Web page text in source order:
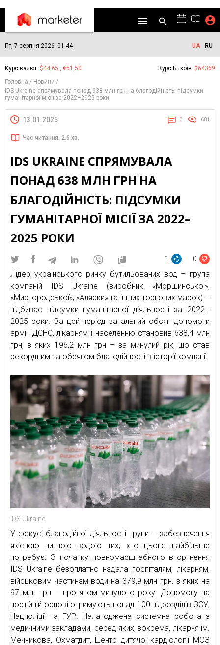
Пт, 7 серпня 2026, 01:44 UA RU
Курс валют: $44,65 , €51,50 Курс Біткоїн: $64369
Головна
Новини
IDS Ukraine спрямувала понад 638 млн грн на благодійність: підсумки
гуманітарної місії за 2022–2025 роки
13.01.2026 0 681
Час читання: 2.6 хв.
IDS UKRAINE СПРЯМУВАЛА
ПОНАД 638 МЛН ГРН НА
БЛАГОДІЙНІСТЬ: ПІДСУМКИ
ГУМАНІТАРНОЇ МІСІЇ ЗА 2022–
2025 РОКИ
1 0
Лідер українського ринку бутильованих вод – група
компаній IDS Ukraine (виробник «Моршинської»,
«Миргородської», «Аляски» та інших торгових марок) –
підбиває підсумки гуманітарної діяльності за 2022–
2025 роки. За цей період загальний обсяг допомоги
армії, ДСНС, лікарням і населенню становив 638,4 млн
грн, з яких 196,2 млн грн – за минулий рік, що став
рекордним за обсягом благодійності в історії компанії.
IDS Ukraine
У фокусі благодійної діяльності групи – забезпечення
якісною питною водою тих, хто цього найбільше
потребує. З початку повномасштабного вторгнення
IDS Ukraine безоплатно надала госпіталям, лікарням,
військовим частинам води на 379,9 млн грн, з яких на
97 млн грн – протягом минулого року. Допомогу на
постійній основі отримують понад 100 підрозділів ЗСУ,
Нацполіції та ГУР. Налагоджена системна робота з
медичними закладами, серед яких, зокрема, лікарня ім.
Мечникова, Охматдит, Центр дитячої кардіології МОЗ